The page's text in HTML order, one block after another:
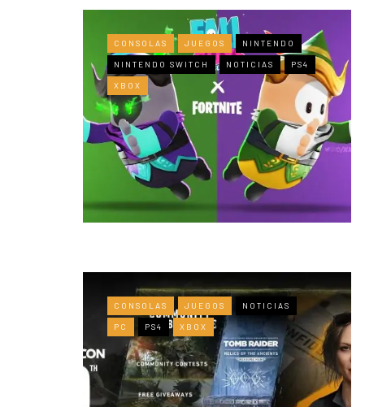
CONSOLAS JUEGOS NINTENDO
NINTENDO SWITCH NOTICIAS PS4
XBOX
CONSOLAS JUEGOS NOTICIAS
PC PS4 XBOX